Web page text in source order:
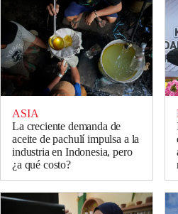
ASIA
La creciente demanda de
aceite de pachulí impulsa a la
industria en Indonesia, pero
¿a qué costo?